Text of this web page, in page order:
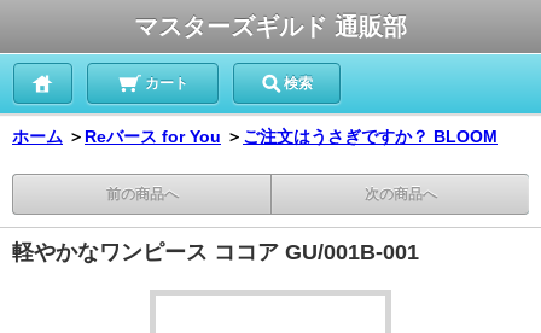
マスターズギルド 通販部
カート 検索
ホーム ＞ Reバース for You ＞ ご注文はうさぎですか？ BLOOM
前の商品へ 次の商品へ
軽やかなワンピース ココア GU/001B-001